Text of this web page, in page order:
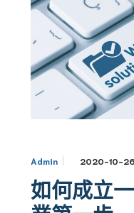
Admin 2020-10-26
如何成立